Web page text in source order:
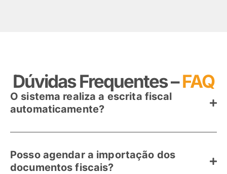
Dúvidas Frequentes –FAQ
O sistema realiza a escrita fiscal
automaticamente?
Posso agendar a importação dos
documentos fiscais?